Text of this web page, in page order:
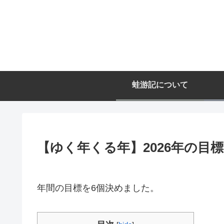
蛙游記について
【ゆく年くる年】2026年の目標
年間の目標を6個決めました。